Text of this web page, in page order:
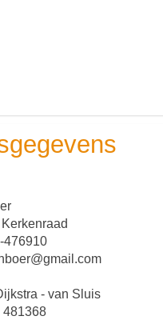
476910
- van Sluis
481368